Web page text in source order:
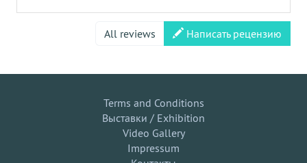
All reviews Написать рецензию
Terms and Conditions
Выставки / Exhibition
Video Gallery
Impressum